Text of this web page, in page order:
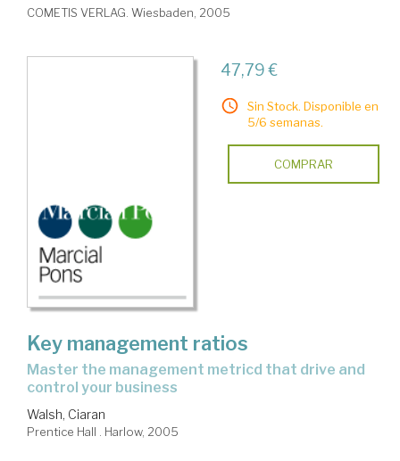
COMETIS VERLAG. Wiesbaden, 2005
47,79 €
Sin Stock. Disponible en
5/6 semanas.
COMPRAR
Key management ratios
master the management metricd that drive and
control your business
Walsh, Ciaran
Prentice Hall . Harlow, 2005